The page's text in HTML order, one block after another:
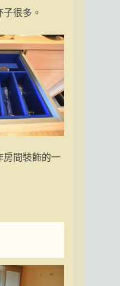
很多。
房間裝飾的一